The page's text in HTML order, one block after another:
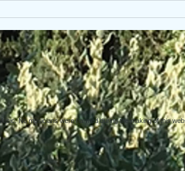
No musicians were harmed during the making of this